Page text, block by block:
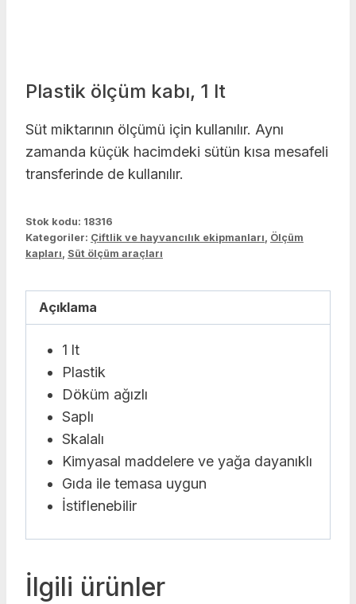
Plastik ölçüm kabı, 1 lt
Süt miktarının ölçümü için kullanılır. Aynı
zamanda küçük hacimdeki sütün kısa mesafeli
transferinde de kullanılır.
Stok kodu: 18316
Kategoriler: Çiftlik ve hayvancılık ekipmanları, Ölçüm
kapları, Süt ölçüm araçları
Açıklama
1 lt
Plastik
Döküm ağızlı
Saplı
Skalalı
Kimyasal maddelere ve yağa dayanıklı
Gıda ile temasa uygun
İstiflenebilir
İlgili ürünler